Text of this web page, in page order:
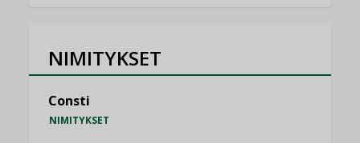
NIMITYKSET
Consti
NIMITYKSET